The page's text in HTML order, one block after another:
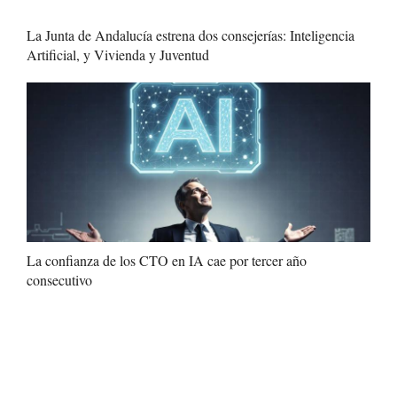
La Junta de Andalucía estrena dos consejerías: Inteligencia
Artificial, y Vivienda y Juventud
La confianza de los CTO en IA cae por tercer año
consecutivo